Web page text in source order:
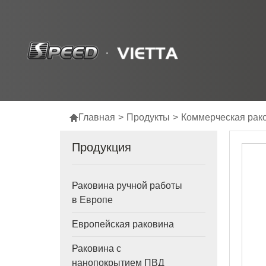
Главная > Продукты > Коммерческая
Продукция
Раковина ручной работы
в Европе
Европейская раковина
Раковина с
нанопокрытием ПВД